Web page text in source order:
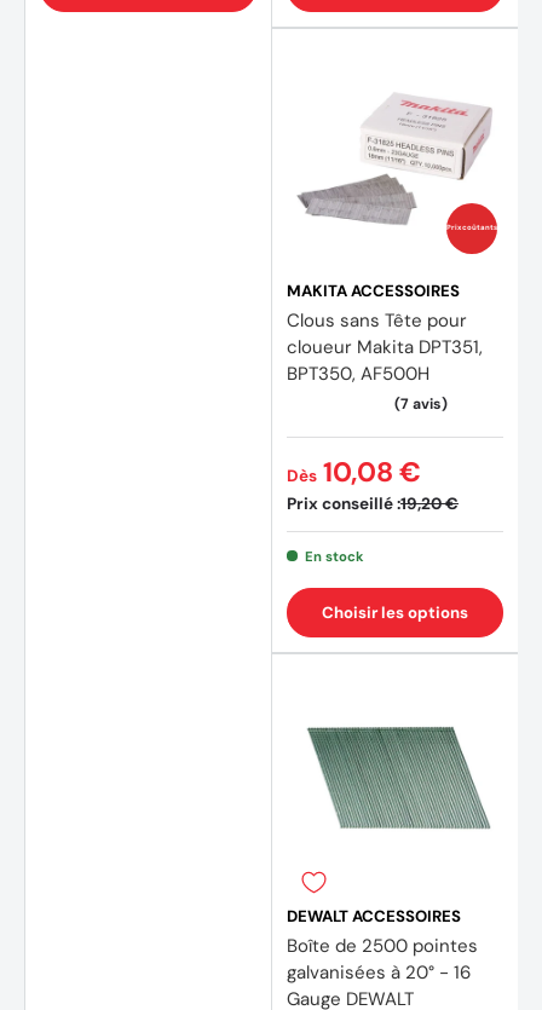
Prix coûtants
MAKITA ACCESSOIRES
Clous sans Tête pour
cloueur Makita DPT351,
BPT350, AF500H
Prix conseillé :19,20 €
Dès 10,08 €
En stock
Choisir les options
DEWALT ACCESSOIRES
Boîte de 2500 pointes
galvanisées à 20° - 16
Gauge DEWALT